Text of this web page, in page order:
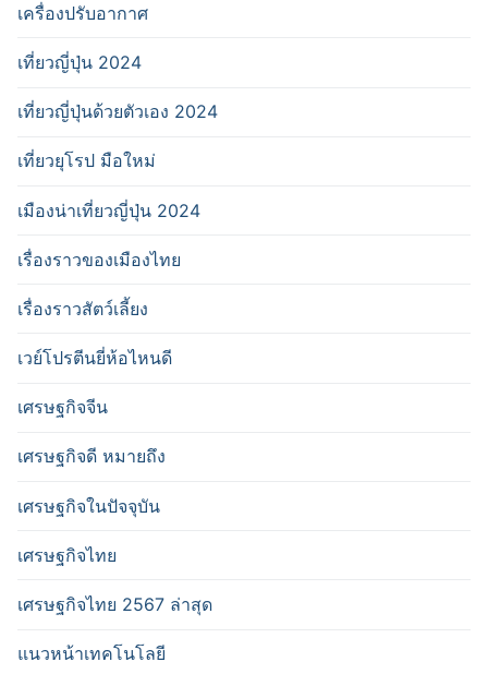
เครื่องปรับอากาศ
เที่ยวญี่ปุ่น 2024
เที่ยวญี่ปุ่นด้วยตัวเอง 2024
เที่ยวยุโรป มือใหม่
เมืองน่าเที่ยวญี่ปุ่น 2024
เรื่องราวของเมืองไทย
เรื่องราวสัตว์เลี้ยง
เวย์โปรตีนยี่ห้อไหนดี
เศรษฐกิจจีน
เศรษฐกิจดี หมายถึง
เศรษฐกิจในปัจจุบัน
เศรษฐกิจไทย
เศรษฐกิจไทย 2567 ล่าสุด
แนวหน้าเทคโนโลยี